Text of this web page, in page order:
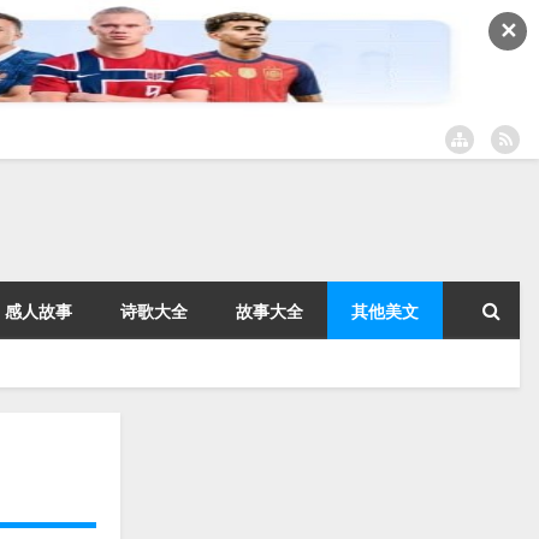
✕
感人故事 诗歌大全 故事大全 其他美文